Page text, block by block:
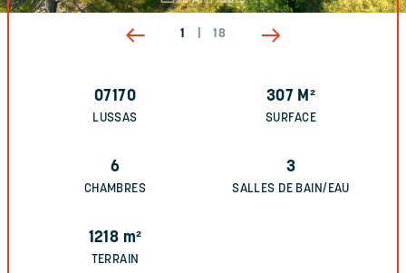
1 18
07170
LUSSAS
307 M²
SURFACE
6
CHAMBRES
3
SALLES DE BAIN/EAU
1218 m²
TERRAIN